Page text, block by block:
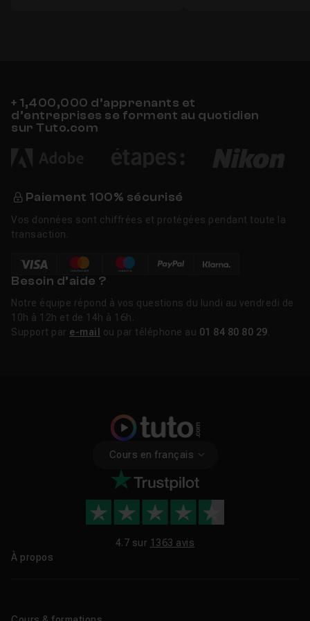
+ 1,400,000 d’apprenants et
d’entreprises se forment au quotidien
sur Tuto.com
Paiement 100% sécurisé
Vos données sont chiffrées et protégées pendant toute la
transaction.
Besoin d’aide ?
Notre équipe répond à vos questions du lundi au vendredi de
10h à 12h et de 14h à 16h.
Support par e-mail ou par téléphone au 01 84 80 80 29
Cours en français
4.7 sur 1363 avis
À propos